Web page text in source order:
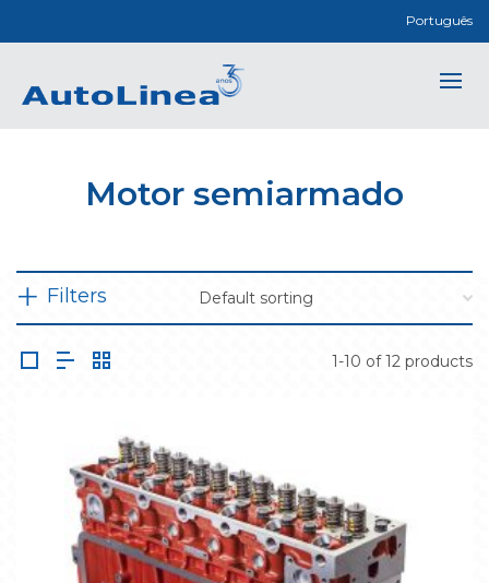
Português
Motor semiarmado
Filters
1-10 of 12 products